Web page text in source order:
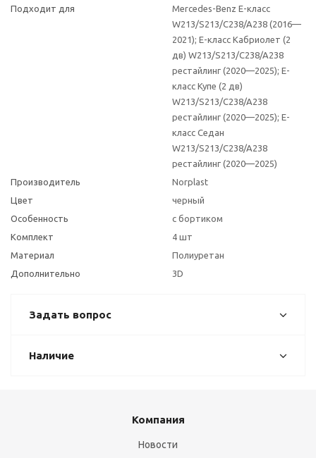
Подходит для
Mercedes-Benz E-класс
W213/S213/C238/A238 (2016—
2021); E-класс Кабриолет (2
дв) W213/S213/C238/A238
рестайлинг (2020—2025); E-
класс Купе (2 дв)
W213/S213/C238/A238
рестайлинг (2020—2025); E-
класс Седан
W213/S213/C238/A238
рестайлинг (2020—2025)
Производитель
Norplast
Цвет
черный
Особенность
с бортиком
Комплект
4 шт
Материал
Полиуретан
Дополнительно
3D
Задать вопрос
Наличие
Компания
Новости